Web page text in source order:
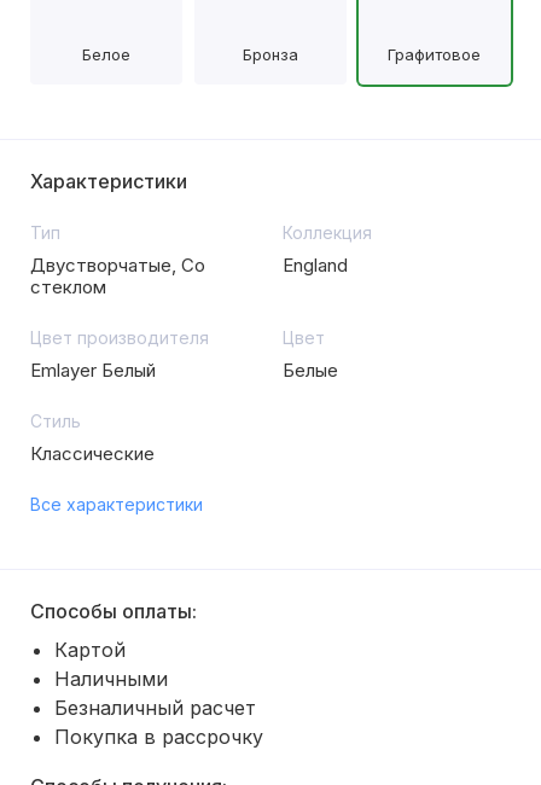
Белое Бронза Графитовое
Характеристики
Тип
Двустворчатые, Со
стеклом
Коллекция
England
Цвет производителя
Emlayer Белый
Цвет
Белые
Стиль
Классические
Все характеристики
Способы оплаты:
Картой
Наличными
Безналичный расчет
Покупка в рассрочку